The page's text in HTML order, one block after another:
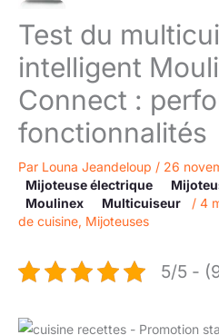
Test du
intelligent
Connect :
fonctionnalités
Par Louna Jeandeloup / 26
Mijoteuse électrique
Moulinex
Multicuiseur / 4
de cuisine, Mijoteuses
5/5 -